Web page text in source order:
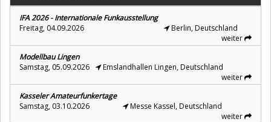
IFA 2026 - Internationale Funkausstellung
Freitag, 04.09.2026
Berlin, Deutschland
weiter
Modellbau Lingen
Samstag, 05.09.2026
Emslandhallen Lingen, Deutschland
weiter
Kasseler Amateurfunkertage
Samstag, 03.10.2026
Messe Kassel, Deutschland
weiter